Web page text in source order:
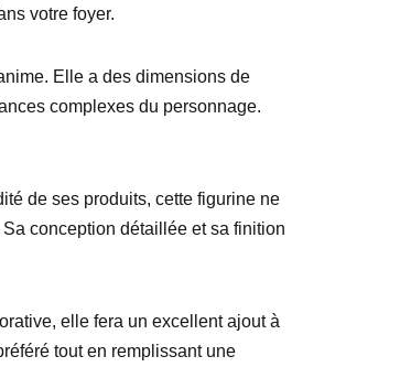
votre foyer.
Elle a des dimensions de
complexes du personnage.
de ses produits, cette figurine ne
conception détaillée et sa finition
elle fera un excellent ajout à
tout en remplissant une